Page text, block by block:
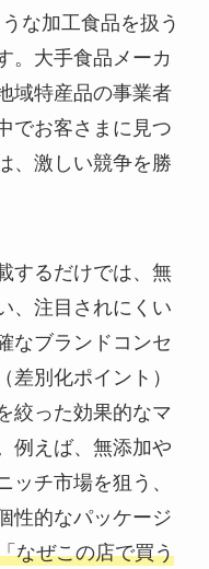
な加工食品を扱う
。大手食品メーカ
域特産品の事業者
でお客さまに見つ
、激しい競争を勝
するだけでは、無
、注目されにくい
なブランドコンセ
差別化ポイント）
絞った効果的なマ
例えば、無添加や
ッチ市場を狙う、
性的なパッケージ
なぜこの店で買う